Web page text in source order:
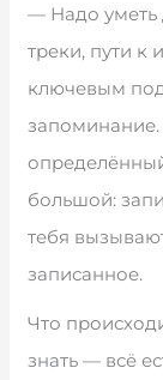
— Надо уметь
треки, пути к
ключевым
большой:
тебя
записанное.
Что
знать — всё